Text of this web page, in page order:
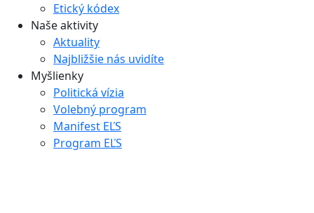
Etický kódex
Naše aktivity
Aktuality
Najbližšie nás uvidíte
Myšlienky
Politická vízia
Volebný program
Manifest EĽS
Program EĽS